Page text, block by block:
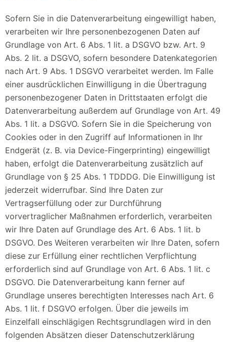
Sofern Sie in die Datenverarbeitung eingewilligt haben,
verarbeiten wir Ihre personenbezogenen Daten auf
Grundlage von Art. 6 Abs. 1 lit. a DSGVO bzw. Art. 9
Abs. 2 lit. a DSGVO, sofern besondere Datenkategorien
nach Art. 9 Abs. 1 DSGVO verarbeitet werden. Im Falle
einer ausdrücklichen Einwilligung in die Übertragung
personenbezogener Daten in Drittstaaten erfolgt die
Datenverarbeitung außerdem auf Grundlage von Art. 49
Abs. 1 lit. a DSGVO. Sofern Sie in die Speicherung von
Cookies oder in den Zugriff auf Informationen in Ihr
Endgerät (z. B. via Device-Fingerprinting) eingewilligt
haben, erfolgt die Datenverarbeitung zusätzlich auf
Grundlage von § 25 Abs. 1 TDDDG. Die Einwilligung ist
jederzeit widerrufbar. Sind Ihre Daten zur
Vertragserfüllung oder zur Durchführung
vorvertraglicher Maßnahmen erforderlich, verarbeiten
wir Ihre Daten auf Grundlage des Art. 6 Abs. 1 lit. b
DSGVO. Des Weiteren verarbeiten wir Ihre Daten, sofern
diese zur Erfüllung einer rechtlichen Verpflichtung
erforderlich sind auf Grundlage von Art. 6 Abs. 1 lit. c
DSGVO. Die Datenverarbeitung kann ferner auf
Grundlage unseres berechtigten Interesses nach Art. 6
Abs. 1 lit. f DSGVO erfolgen. Über die jeweils im
Einzelfall einschlägigen Rechtsgrundlagen wird in den
folgenden Absätzen dieser Datenschutzerklärung